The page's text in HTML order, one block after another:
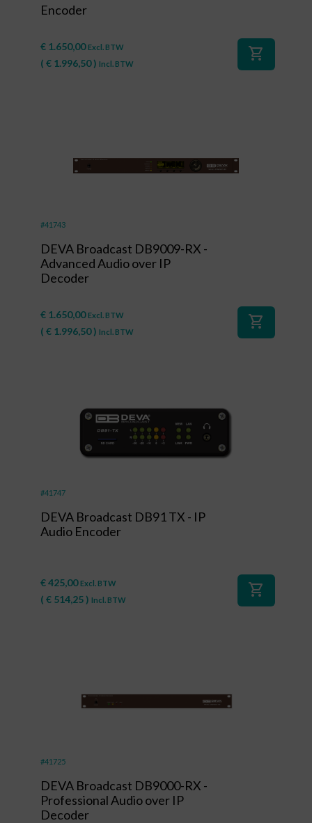
Encoder
€ 1.650,00 Excl. BTW
( € 1.996,50) Incl. BTW
shopping_cart
#41743
DEVA Broadcast DB9009-RX -
Advanced Audio over IP
Decoder
€ 1.650,00 Excl. BTW
( € 1.996,50) Incl. BTW
shopping_cart
#41747
DEVA Broadcast DB91 TX - IP
Audio Encoder
€425,00 Excl. BTW
( € 514,25) Incl. BTW
shopping_cart
#41725
DEVA Broadcast DB9000-RX -
Professional Audio over IP
Decoder